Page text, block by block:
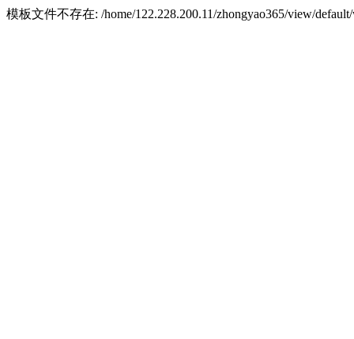
模板文件不存在: /home/122.228.200.11/zhongyao365/view/default/